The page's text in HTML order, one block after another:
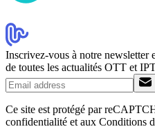
Inscrivez-vous à notre newsletter
de toutes les actualités OTT et
Ce site est protégé par
confidentialité et aux Conditions